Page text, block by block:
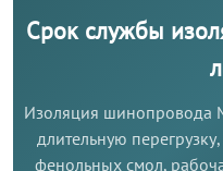
Срок службы
Изоляция шинопровода
длительную
фенольных смол,